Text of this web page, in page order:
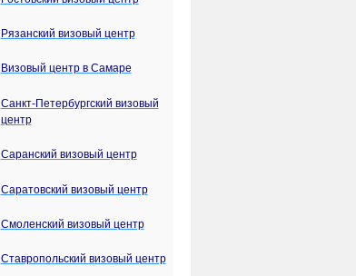
Рязанский визовый центр
Визовый центр в Самаре
Санкт-Петербургский визовый
центр
Саранский визовый центр
Саратовский визовый центр
Смоленский визовый центр
Ставропольский визовый центр